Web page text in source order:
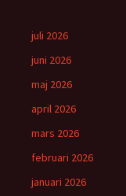
juli 2026
juni 2026
maj 2026
april 2026
mars 2026
februari 2026
januari 2026